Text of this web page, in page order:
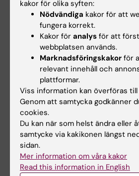
Motiverande
samtal med
yrkesmässig
tillämpning - del 2
kakor för olika syften:
Nödvändiga kakor för att
fungera korrekt.
Kakor för analys för att
webbplatsen används.
Marknadsföringskakor för
relevant innehåll och
plattformar.
Viss information kan överföras till
Genom att samtycka godkänner
cookies.
Du kan när som helst ändra eller
samtycke via kakikonen längst
sidan.
Mer information om våra kakor
Read this information in English